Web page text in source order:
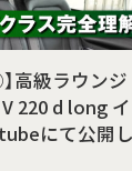
高級ラウンジ
220 d long イ
にて公開し